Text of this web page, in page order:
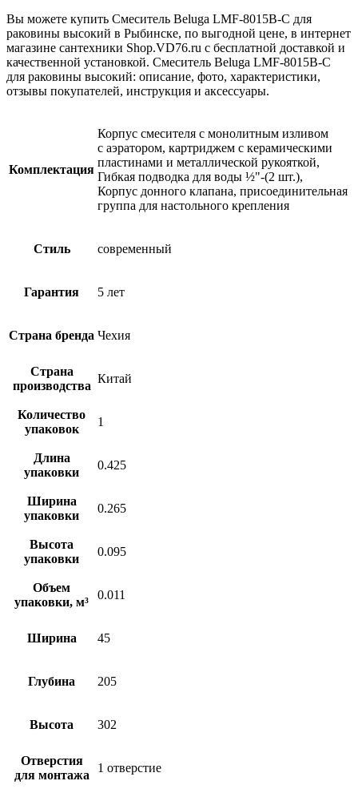
Вы можете купить Смеситель Beluga LMF-8015B-C для
раковины высокий в Рыбинске, по выгодной цене, в интернет
магазине сантехники Shop.VD76.ru с бесплатной доставкой и
качественной установкой. Смеситель Beluga LMF-8015B-C
для раковины высокий: описание, фото, характеристики,
отзывы покупателей, инструкция и аксессуары.
Комплектация
Корпус смесителя с монолитным изливом
с аэратором, картриджем с керамическими
пластинами и металлической рукояткой,
Гибкая подводка для воды ½"-(2 шт.),
Корпус донного клапана, присоединительная
группа для настольного крепления
Стиль современный
Гарантия 5 лет
Страна бренда Чехия
Страна
производства
Китай
Количество
упаковок
1
Длина
упаковки
0.425
Ширина
упаковки
0.265
Высота
упаковки
0.095
Объем
упаковки, м³
0.011
Ширина 45
Глубина 205
Высота 302
Отверстия
для монтажа
1 отверстие